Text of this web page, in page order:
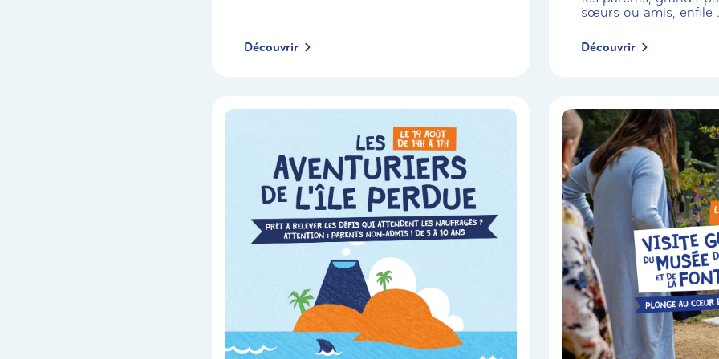
Découvrir
sœurs ou amis, enfile
Découvrir